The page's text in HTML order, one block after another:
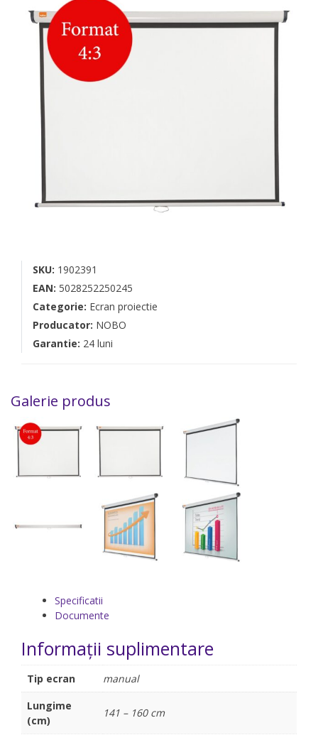
SKU: 1902391
EAN: 5028252250245
Categorie: Ecran proiectie
Producator: NOBO
Garantie: 24 luni
Galerie produs
Specificatii
Documente
Informații suplimentare
Tip ecran
manual
Lungime
(cm)
141 – 160 cm